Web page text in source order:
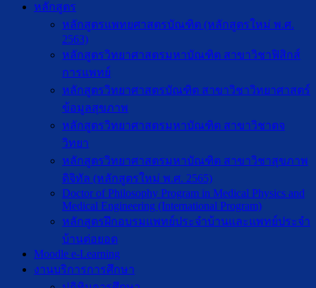
หลักสูตร
หลักสูตรแพทยศาสตรบัณฑิต (หลักสูตรใหม่ พ.ศ.
2563)
หลักสูตรวิทยาศาสตรมหาบัณฑิต สาขาวิชาฟิสิกส์
การแพทย์
หลักสูตรวิทยาศาสตรบัณฑิต สาขาวิชาวิทยาศาสตร์
ข้อมูลสุขภาพ
หลักสูตรวิทยาศาสตรมหาบัณฑิต สาขาวิชาตจ
วิทยา
หลักสูตรวิทยาศาสตรมหาบัณฑิต สาขาวิชาสุขภาพ
ดิจิทัล (หลักสูตรใหม่ พ.ศ. 2565)
Doctor of Philosophy Program in Medical Physics and
Medical Engineering (International Program)
หลักสูตรฝึกอบรมแพทย์ประจำบ้านและแพทย์ประจำ
บ้านต่อยอด
Moodle e-Learning
งานบริการการศึกษา